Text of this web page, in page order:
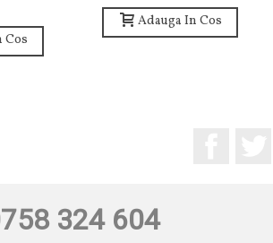
Cos
Adauga In Cos
324 604